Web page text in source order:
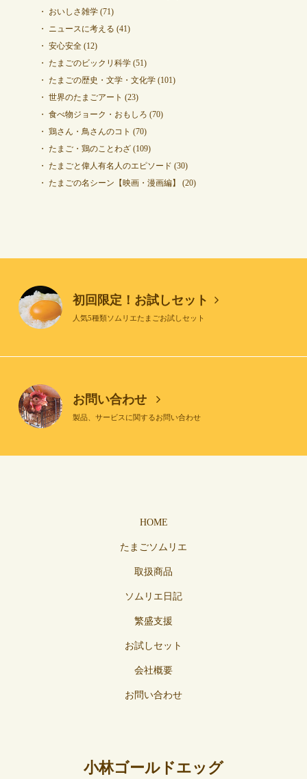
おいしさ雑学(71)
ニュースに考える (41)
安心安全(12)
たまごのビックリ科学(51)
たまごの歴史・文学・文化学(101)
世界のたまごアート (23)
食べ物ジョーク・おもしろ (70)
鶏さん・鳥さんのコト (70)
たまご・鶏のことわざ(109)
たまごと偉人有名人のエピソード (30)
たまごの名シーン【映画・漫画編】
(20)
初回限定！お試しセット
人気5種類ソムリエたまごお試しセット
お問い合わせ
製品、サービスに関するお問い合わせ
HOME
たまごソムリエ
取扱商品
ソムリエ日記
繁盛支援
お試しセット
会社概要
お問い合わせ
小林ゴールドエッグ